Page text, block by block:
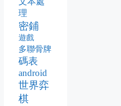
理
密鋪
遊戲
多聯骨牌
碼表
android
世界弈
棋